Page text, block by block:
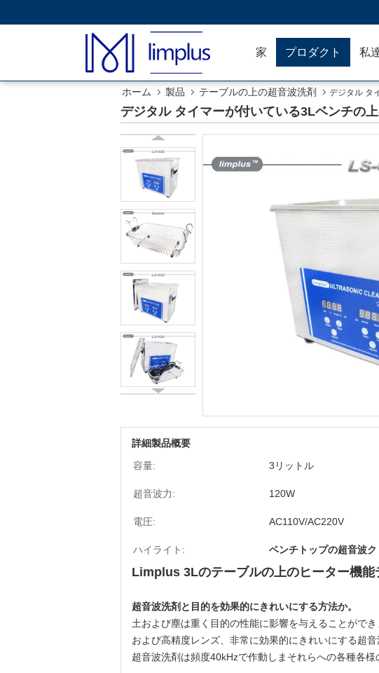
家 プロダクト 私
ホーム 製品 テーブルの上の超音波洗剤 デジタル タ
デジタル タイマーが付いている3Lベンチの
詳細製品概要
容量:
3リットル
超音波力: 120W
電圧: AC110V/AC220V
ハイライト: ベンチトップの超音波
Limplus 3Lのテーブルの上のヒーター機
超音波洗剤と目的を効果的にきれいにする方法か。
土および塵は重く目的の性能に影響を与えることがで
および高精度レンズ、非常に効果的にきれいにする超
超音波洗剤は頻度40kHzで作動しまそれらへの各種各